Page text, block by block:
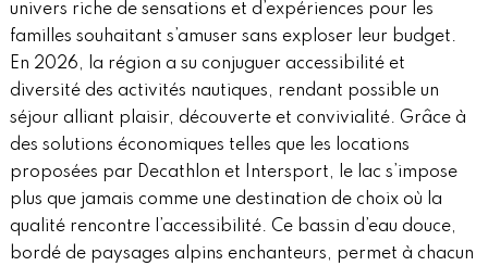
univers riche de sensations et d’expériences pour les
familles souhaitant s’amuser sans exploser leur budget.
En 2026, la région a su conjuguer accessibilité et
diversité des activités nautiques, rendant possible un
séjour alliant plaisir, découverte et convivialité. Grâce à
des solutions économiques telles que les locations
proposées par Decathlon et Intersport, le lac s’impose
plus que jamais comme une destination de choix où la
qualité rencontre l’accessibilité. Ce bassin d’eau douce,
bordé de paysages alpins enchanteurs, permet à chacun